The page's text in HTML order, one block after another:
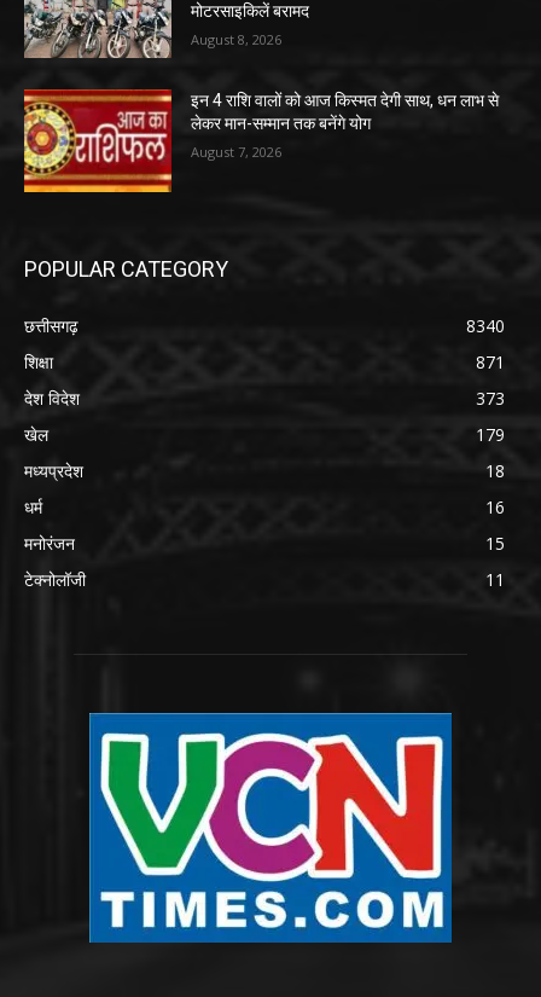
मोटरसाइकिलें बरामद
August 8, 2026
इन 4 राशि वालों को आज किस्मत देगी साथ, धन लाभ से
लेकर मान-सम्मान तक बनेंगे योग
August 7, 2026
POPULAR CATEGORY
छत्तीसगढ़
8340
शिक्षा
871
देश विदेश
373
खेल
179
मध्यप्रदेश
18
धर्म
16
मनोरंजन
15
टेक्नोलॉजी
11